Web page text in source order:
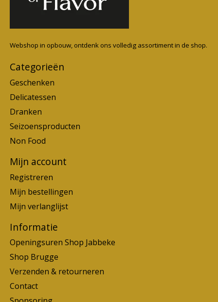
Webshop in opbouw, ontdenk ons volledig assortiment in de shop.
Categorieën
Geschenken
Delicatessen
Dranken
Seizoensproducten
Non Food
Mijn account
Registreren
Mijn bestellingen
Mijn verlanglijst
Informatie
Openingsuren Shop Jabbeke
Shop Brugge
Verzenden & retourneren
Contact